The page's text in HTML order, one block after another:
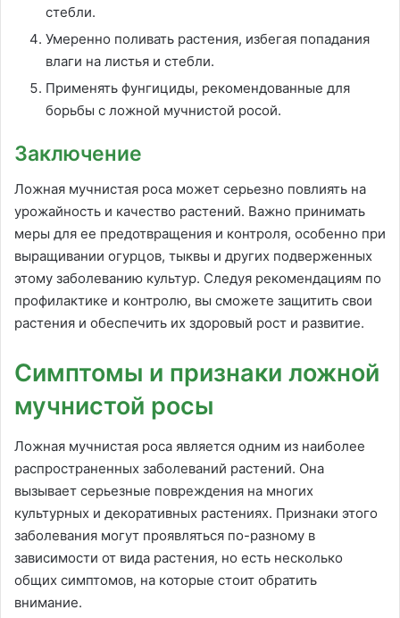
стебли.
Умеренно поливать растения, избегая попадания
влаги на листья и стебли.
Применять фунгициды, рекомендованные для
борьбы с ложной мучнистой росой.
Заключение
Ложная мучнистая роса может серьезно повлиять на
урожайность и качество растений. Важно принимать
меры для ее предотвращения и контроля, особенно при
выращивании огурцов, тыквы и других подверженных
этому заболеванию культур. Следуя рекомендациям по
профилактике и контролю, вы сможете защитить свои
растения и обеспечить их здоровый рост и развитие.
Симптомы и признаки ложной
мучнистой росы
Ложная мучнистая роса является одним из наиболее
распространенных заболеваний растений. Она
вызывает серьезные повреждения на многих
культурных и декоративных растениях. Признаки этого
заболевания могут проявляться по-разному в
зависимости от вида растения, но есть несколько
общих симптомов, на которые стоит обратить
внимание.